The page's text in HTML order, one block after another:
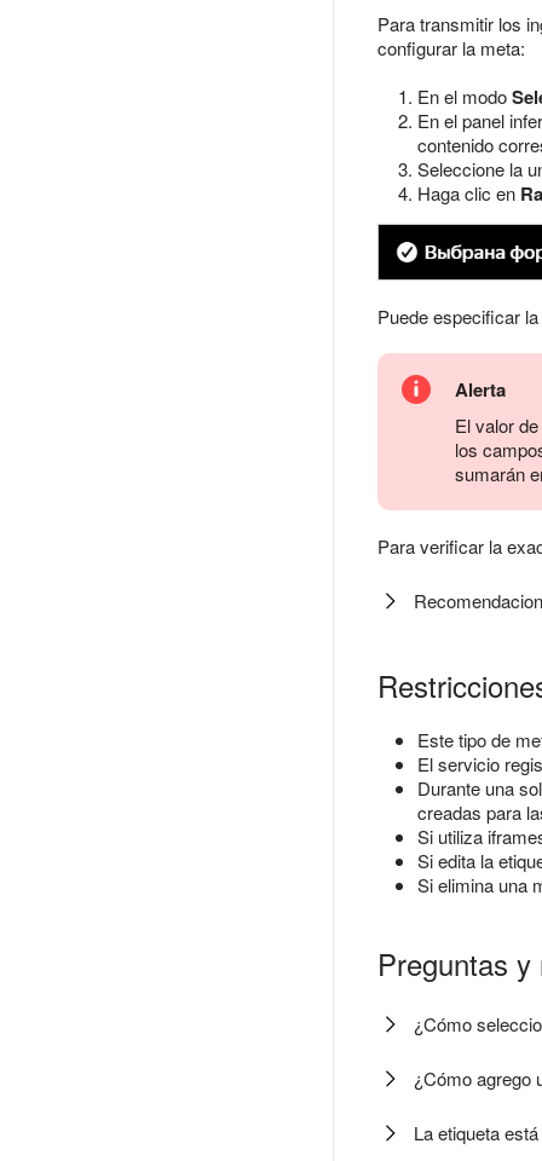
Para transmitir los
configurar la meta:
En el modo
En el panel
contenido
Seleccione la
Haga clic en
Puede especificar
Alerta
El valor
los
sumarán
Para verificar la
Este tipo de
El servicio
Durante una
creadas para
Si utiliza
Si edita la
Si elimina una
Preguntas
¿Cómo
¿Cómo agrego
La etiqueta